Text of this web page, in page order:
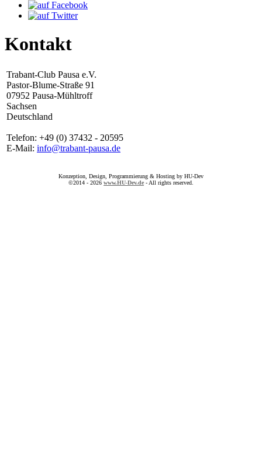
Kontakt
Trabant-Club Pausa e.V.
Pastor-Blume-Straße 91
07952 Pausa-Mühltroff
Sachsen
Deutschland
Telefon: +49 (0) 37432 - 20595
E-Mail: info@trabant-pausa.de
Konzeption, Design, Programmierung & Hosting by HU-Dev
©2014 - 2026 www.HU-Dev.de - All rights reserved.